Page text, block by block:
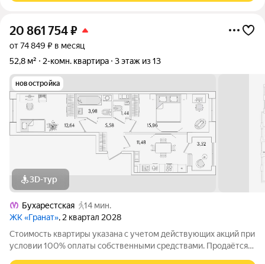
20 861 754₽
от 74 849 ₽ в месяц
52,8 м²
2-комн. квартира 3 этаж из 13
новостройка
3D-тур
Бухарестская
14 мин.
ЖК «Гранат», 2 квартал 2028
Стоимость квартиры указана с учетом действующих акций при
условии 100% оплаты собственными средствами. Продаётся